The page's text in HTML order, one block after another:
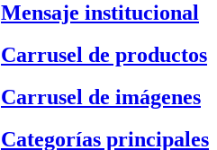
Mensaje institucional
Carrusel de productos
Carrusel de imágenes
Categorías principales